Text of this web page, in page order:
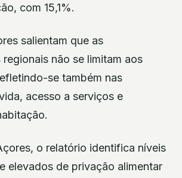
com 15,1%.
salientam que as
não se limitam aos
se também nas
acesso a serviços e
o relatório identifica níveis
elevados de privação alimentar